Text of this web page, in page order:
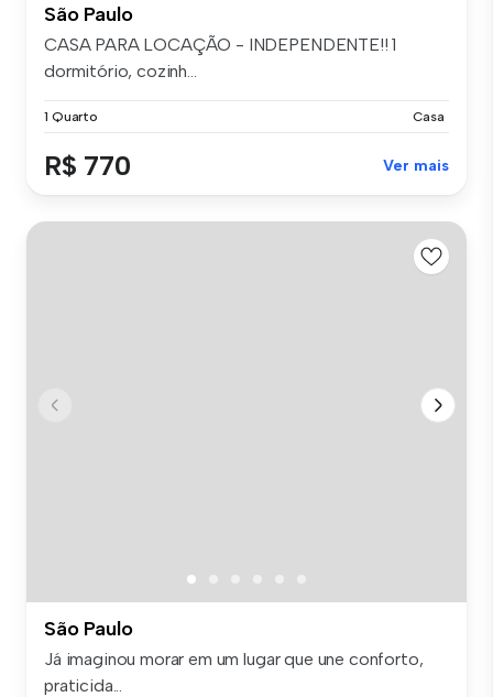
São Paulo
CASA PARA LOCAÇÃO - INDEPENDENTE!! 1
dormitório, cozinh...
1 Quarto Casa
R$ 770 Ver mais
São Paulo
Já imaginou morar em um lugar que une conforto,
praticida...